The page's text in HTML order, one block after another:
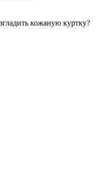
кожаную куртку?